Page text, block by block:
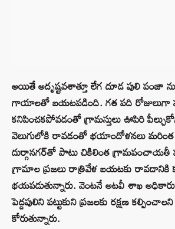
అయితే అదృష్టవశాత్తూ లేగ దూడ పులి పంజా
గాయాలతో బయటపడింది. గత పది రోజులుగా
కనిపించకపోవడంతో గ్రామస్తులు ఊపిరి
వెలుగులోకి రావడంతో భయాందోళనలు
దుర్గానగర్‌తో పాటు చికిలింత గ్రామపంచాయతీ
గ్రామాల ప్రజలు రాత్రివేళ బయటకు
భయపడుతున్నారు. వెంటనే అటవీ శాఖ
పెద్దపులిని పట్టుకుని ప్రజలకు రక్షణ
కోరుతున్నారు.